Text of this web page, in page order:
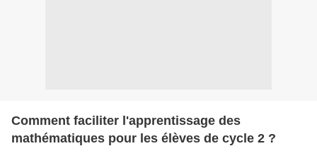
Comment faciliter l'apprentissage des
mathématiques pour les élèves de cycle 2 ?